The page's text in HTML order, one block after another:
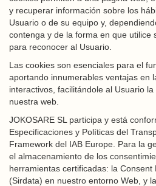
y recuperar información sobre los
Usuario o de su equipo y,
contenga y de la forma en que utilice
para reconocer al Usuario.
Las cookies son esenciales para el
aportando innumerables ventajas en
interactivos, facilitándole al Usuario
nuestra web.
JOKOSARE SL participa y está
Especificaciones y Políticas del
Framework del IAB Europe. Para la
el almacenamiento de los
herramientas certificadas: la Consent
(Sirdata) en nuestro entorno Web, y